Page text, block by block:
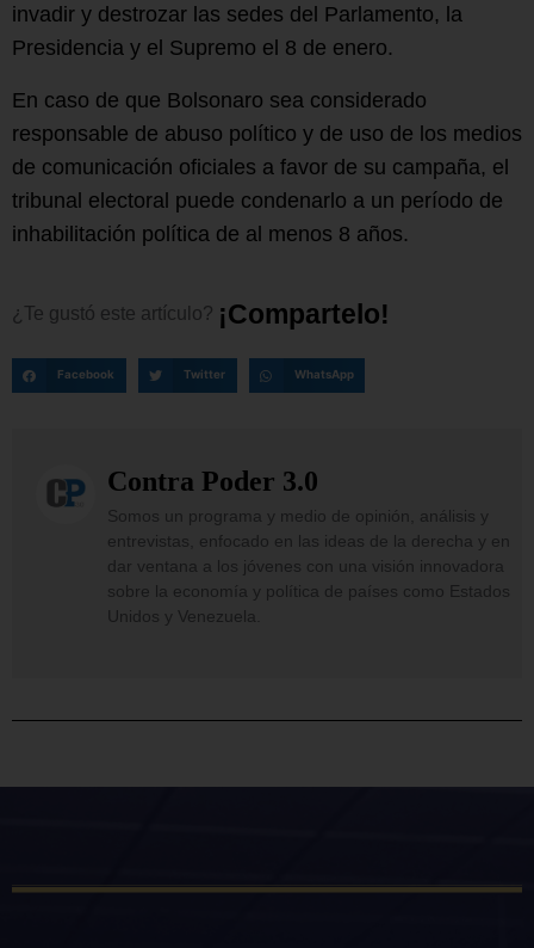
invadir y destrozar las sedes del Parlamento, la
Presidencia y el Supremo el 8 de enero.
En caso de que Bolsonaro sea considerado
responsable de abuso político y de uso de los medios
de comunicación oficiales a favor de su campaña, el
tribunal electoral puede condenarlo a un período de
inhabilitación política de al menos 8 años.
¿Te gustó este artículo? ¡Compartelo!
Facebook Twitter WhatsApp
Contra Poder 3.0
Somos un programa y medio de opinión, análisis y
entrevistas, enfocado en las ideas de la derecha y en
dar ventana a los jóvenes con una visión innovadora
sobre la economía y política de países como Estados
Unidos y Venezuela.